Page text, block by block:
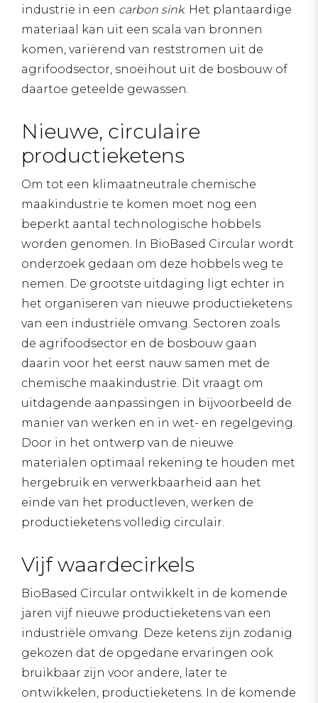
industrie in een carbon sink. Het plantaardige
materiaal kan uit een scala van bronnen
komen, variërend van reststromen uit de
agrifoodsector, snoeihout uit de bosbouw of
daartoe geteelde gewassen.
Nieuwe, circulaire
productieketens
Om tot een klimaatneutrale chemische
maakindustrie te komen moet nog een
beperkt aantal technologische hobbels
worden genomen. In BioBased Circular wordt
onderzoek gedaan om deze hobbels weg te
nemen. De grootste uitdaging ligt echter in
het organiseren van nieuwe productieketens
van een industriële omvang. Sectoren zoals
de agrifoodsector en de bosbouw gaan
daarin voor het eerst nauw samen met de
chemische maakindustrie. Dit vraagt om
uitdagende aanpassingen in bijvoorbeeld de
manier van werken en in wet- en regelgeving.
Door in het ontwerp van de nieuwe
materialen optimaal rekening te houden met
hergebruik en verwerkbaarheid aan het
einde van het productleven, werken de
productieketens volledig circulair.
Vijf waardecirkels
BioBased Circular ontwikkelt in de komende
jaren vijf nieuwe productieketens van een
industriële omvang. Deze ketens zijn zodanig
gekozen dat de opgedane ervaringen ook
bruikbaar zijn voor andere, later te
ontwikkelen, productieketens. In de komende